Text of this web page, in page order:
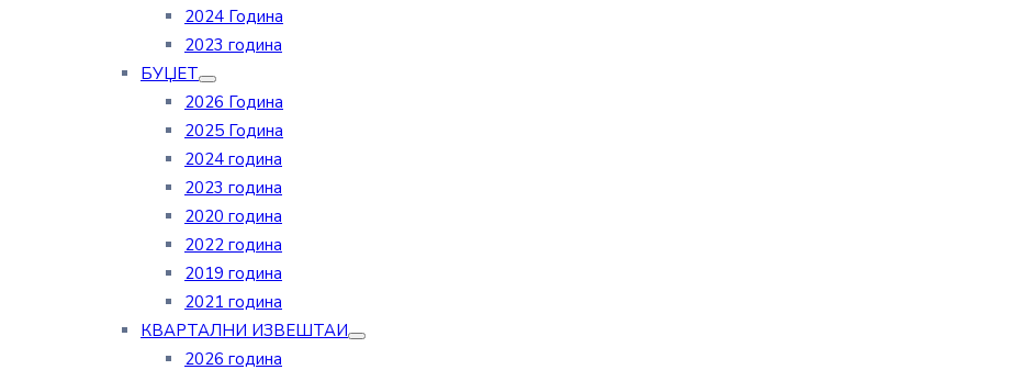
2024 Година
2023 година
БУЏЕТ
2026 Година
2025 Година
2024 година
2023 година
2020 година
2022 година
2019 година
2021 година
КВАРТАЛНИ ИЗВЕШТАИ
2026 година